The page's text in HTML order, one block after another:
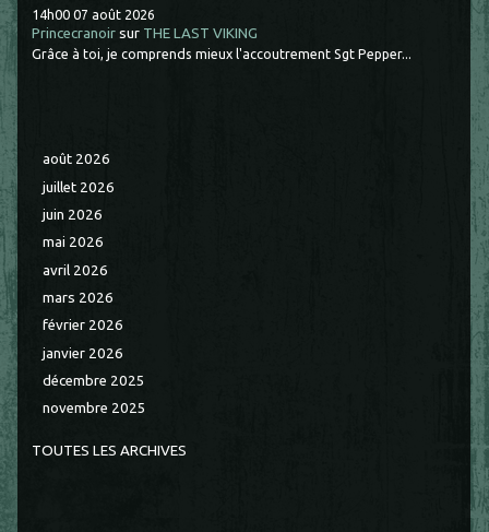
14h00 07 août 2026
Princecranoir sur THE LAST VIKING
Grâce à toi, je comprends mieux l'accoutrement Sgt Pepper...
août 2026
juillet 2026
juin 2026
mai 2026
avril 2026
mars 2026
février 2026
janvier 2026
décembre 2025
novembre 2025
TOUTES LES ARCHIVES